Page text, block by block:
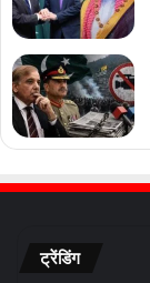
ट्रेंडिंग